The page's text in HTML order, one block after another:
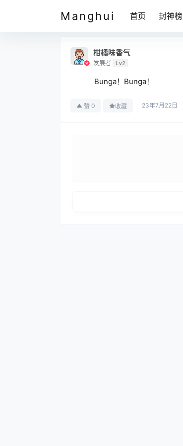
Manghui 首页 封神榜
柑橘味香气
发展者 Lv2
Bunga！Bunga！
赞 0 收藏 23年7月22日